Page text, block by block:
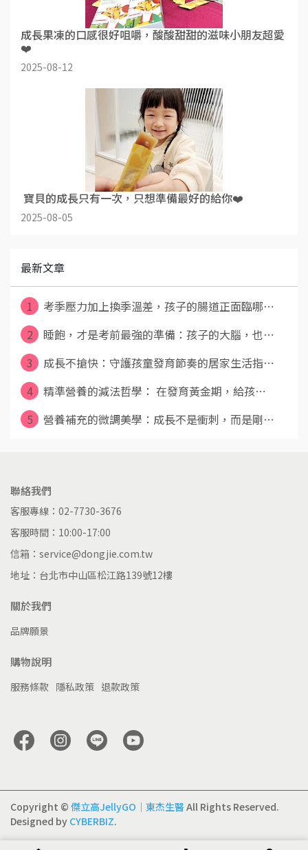
成長果凍的口感很好咀嚼，酸酸甜甜的滋味小朋友超愛
❤️
2025-08-12
​ 寶貝的成長只有一次，只想準備最好的給你❤️
2025-08-05
最新文章
1
考季壓力加上換季溫差，孩子的腸道正面臨哪⋯
2
睡飽，才是考前最強的準備：孩子的大腦，也⋯
3
成長不搶快：守護孩童發育節奏的居家生活指⋯
4
精準營養的減法哲學： 在發育黃金期，給孩⋯
5
營養補充的微調美學：成長不是衝刺，而是剛⋯
聯絡我們
客服專線：02-7730-3676
客服時間：10:00-17:00
信箱：service@dongjie.com.tw
地址：台北市中山區松江路139號12樓
關於我們
品牌願景
購物說明
服務條款 隱私政策 退款政策
Copyright © 傑立高JellyGO｜東杰生醫All Rights Reserved.
Designed by CYBERBIZ.